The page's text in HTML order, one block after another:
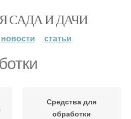
САДА И ДАЧИ
новости статьи
Средства для
обработки